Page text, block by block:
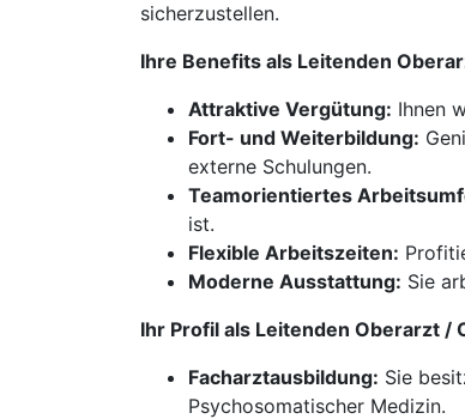
sicherzustellen.
Ihre Benefits als Leitenden
Attraktive Vergütung: Ihnen
Fort- und Weiterbildung:
externe Schulungen.
Teamorientiertes
ist.
Flexible Arbeitszeiten:
Moderne Ausstattung: Sie
Ihr Profil als Leitenden Oberarzt /
Facharztausbildung: Sie
Psychosomatischer Medizin.